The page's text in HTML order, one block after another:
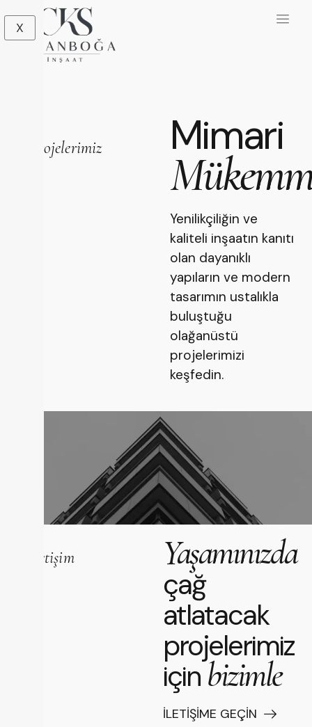
X
Projelerimiz Mimari
Yenilikçiliğin ve
kaliteli inşaatın kanıtı
olan dayanıklı
yapıların ve modern
tasarımın ustalıkla
buluştuğu
olağanüstü
projelerimizi
keşfedin.
İletişim Yaşamınızda
çağ
atlatacak
projelerimiz
için bizimle
İLETIŞIME GEÇIN